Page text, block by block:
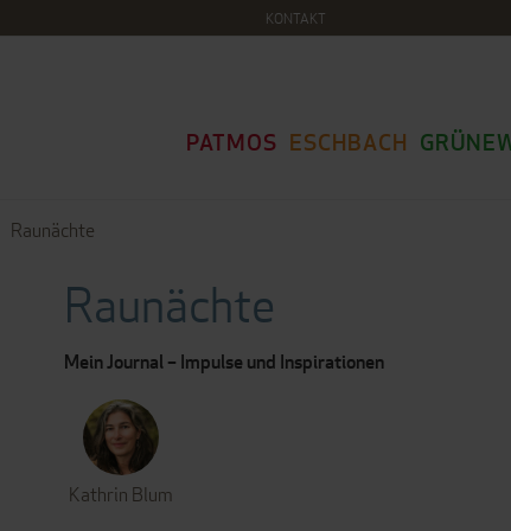
KONTAKT
PATMOS ESCHBACH
Raunächte
Raunächte
Mein Journal – Impulse und Inspirationen
Kathrin Blum